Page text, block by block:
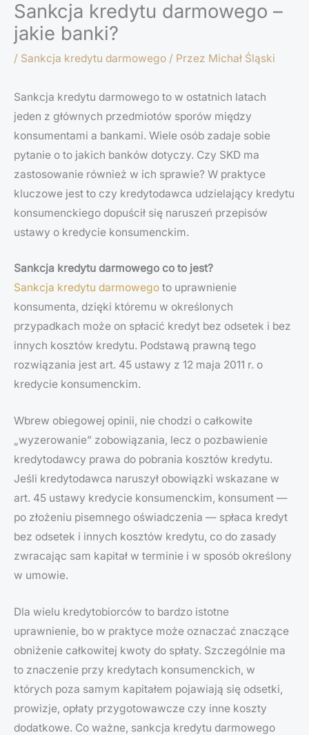
Sankcja kredytu darmowego –
jakie banki?
/ Sankcja kredytu darmowego / Przez Michał Śląski
Sankcja kredytu darmowego to w ostatnich latach
jeden z głównych przedmiotów sporów między
konsumentami a bankami. Wiele osób zadaje sobie
pytanie o to jakich banków dotyczy. Czy SKD ma
zastosowanie również w ich sprawie? W praktyce
kluczowe jest to czy kredytodawca udzielający kredytu
konsumenckiego dopuścił się naruszeń przepisów
ustawy o kredycie konsumenckim.
Sankcja kredytu darmowego co to jest?
Sankcja kredytu darmowego to uprawnienie
konsumenta, dzięki któremu w określonych
przypadkach może on spłacić kredyt bez odsetek i bez
innych kosztów kredytu. Podstawą prawną tego
rozwiązania jest art. 45 ustawy z 12 maja 2011 r. o
kredycie konsumenckim.
Wbrew obiegowej opinii, nie chodzi o całkowite
„wyzerowanie” zobowiązania, lecz o pozbawienie
kredytodawcy prawa do pobrania kosztów kredytu.
Jeśli kredytodawca naruszył obowiązki wskazane w
art. 45 ustawy kredycie konsumenckim, konsument —
po złożeniu pisemnego oświadczenia — spłaca kredyt
bez odsetek i innych kosztów kredytu, co do zasady
zwracając sam kapitał w terminie i w sposób określony
w umowie.
Dla wielu kredytobiorców to bardzo istotne
uprawnienie, bo w praktyce może oznaczać znaczące
obniżenie całkowitej kwoty do spłaty. Szczególnie ma
to znaczenie przy kredytach konsumenckich, w
których poza samym kapitałem pojawiają się odsetki,
prowizje, opłaty przygotowawcze czy inne koszty
dodatkowe. Co ważne, sankcja kredytu darmowego